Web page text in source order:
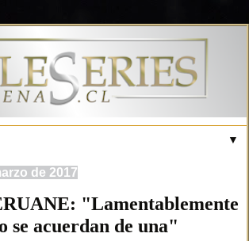
▼
de 2017
"Lamentablemente
se acuerdan de una"